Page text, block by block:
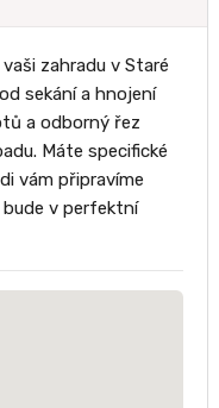
zahradu v Staré
sekání a hnojení
a odborný řez
Máte specifické
vám připravíme
bude v perfektní